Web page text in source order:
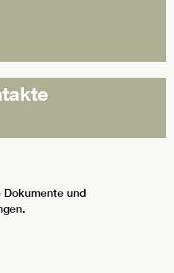
Dokumente und